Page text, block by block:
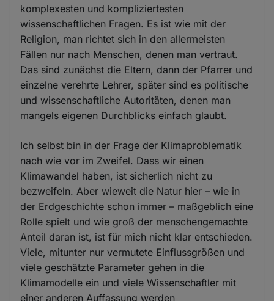
komplexesten und kompliziertesten
wissenschaftlichen Fragen. Es ist wie mit der
Religion, man richtet sich in den allermeisten
Fällen nur nach Menschen, denen man vertraut.
Das sind zunächst die Eltern, dann der Pfarrer und
einzelne verehrte Lehrer, später sind es politische
und wissenschaftliche Autoritäten, denen man
mangels eigenen Durchblicks einfach glaubt.
Ich selbst bin in der Frage der Klimaproblematik
nach wie vor im Zweifel. Dass wir einen
Klimawandel haben, ist sicherlich nicht zu
bezweifeln. Aber wieweit die Natur hier – wie in
der Erdgeschichte schon immer – maßgeblich eine
Rolle spielt und wie groß der menschengemachte
Anteil daran ist, ist für mich nicht klar entschieden.
Viele, mitunter nur vermutete Einflussgrößen und
viele geschätzte Parameter gehen in die
Klimamodelle ein und viele Wissenschaftler mit
einer anderen Auffassung werden